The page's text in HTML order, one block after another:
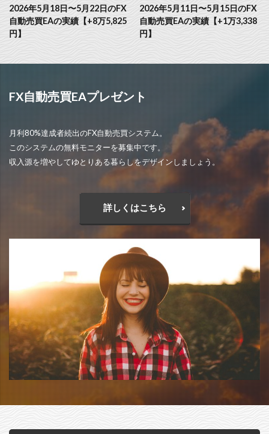
2026年5月18日〜5月22日のFX
自動売買EAの実績【+8万5,825
円】
2026年5月11日〜5月15日のFX
自動売買EAの実績【+1万3,338
円】
FX自動売買EAプレゼント
月利80%達成者続出のFX自動売買システム。
このシステムの無料モニターを募集中です。
収入源を増やしてゆとりある暮らしをデザインしましょう。
詳しくはこちら